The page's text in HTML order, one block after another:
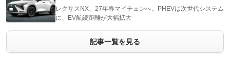
レクサスNX、27年春マイチェンへ。PHEVは次世代システム
に、EV航続距離が大幅拡大
記事一覧を見る